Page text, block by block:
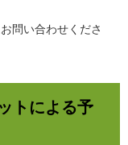
問い合わせくださ
トによる予